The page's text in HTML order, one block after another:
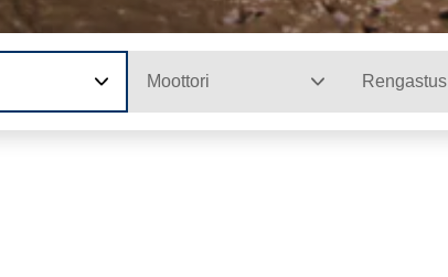
Moottori Rengastus